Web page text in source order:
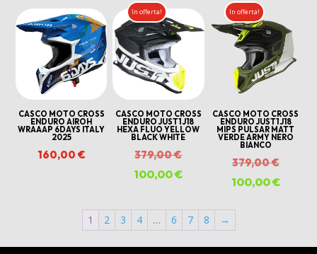
CASCO MOTO CROSS
ENDURO AIROH
WRAAAP 6DAYS ITALY
2025
160,00 €
In offerta!
CASCO MOTO CROSS
ENDURO JUST1 J18
HEXA FLUO YELLOW
BLACK WHITE
379,00€Il
prezzo
era:
379,00 €.
100,00€Il
attuale
è:
100,00 €.
In offerta!
CASCO MOTO CROSS
ENDURO JUST1 J18
MIPS PULSAR MATT
VERDE ARMY NERO
BIANCO
379,00€Il
prezzo
100,00€Il
1 2 3 4 … 6 7 8 →